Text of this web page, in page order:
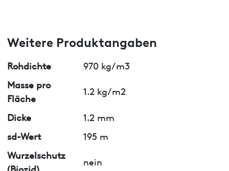
Weitere Produktangaben
Rohdichte
970 kg/m3
Masse pro
Fläche
1.2 kg/m2
Dicke
1.2 mm
sd-Wert
195 m
Wurzelschutz
(Biozid)
nein